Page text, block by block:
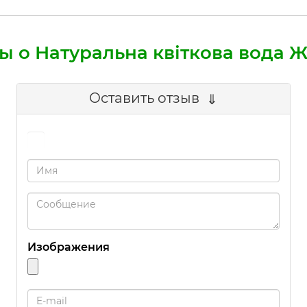
о Натуральна квіткова вода
Оставить отзыв
Изображения